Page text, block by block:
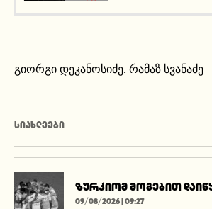
გიორგი დეკანოსიძე, რამაზ სვანაძე
ᲡᲘᲐᲮᲚᲔᲔᲑᲘ
ზურკიომ მოგებით
09/08/2026 | 09:27